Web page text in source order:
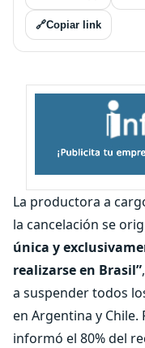
🔗Copiar link
La productora a
la cancelación se
única y
realizarse en Brasil”
a suspender todos
en Argentina y
informó el 80% del